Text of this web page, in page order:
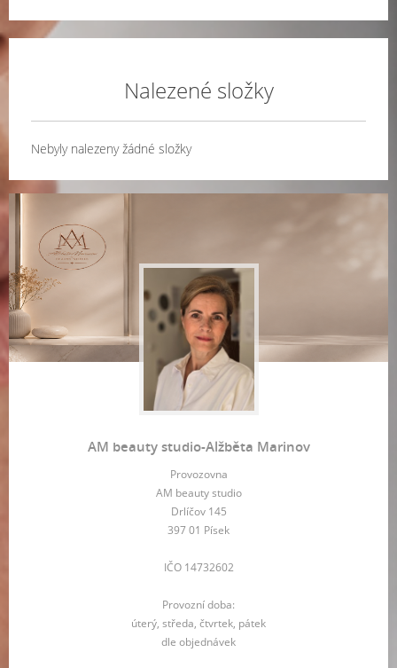
Nalezené složky
Nebyly nalezeny žádné složky
AM beauty studio-Alžběta Marinov
Provozovna
AM beauty studio
Drlíčov 145
397 01 Písek
IČO 14732602
Provozní doba:
úterý, středa, čtvrtek, pátek
dle objednávek